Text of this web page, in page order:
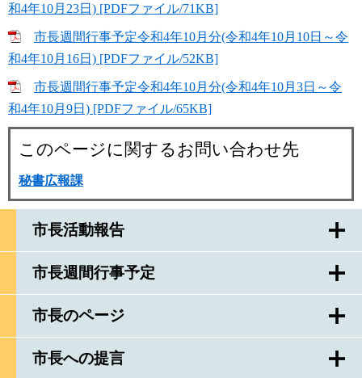
市長活動報告
市長週間行事予定
市長のページ
市長への提言
和4年10月23日) [PDFファイル/71KB]
市長週間行事予定令和4年10月分(令和4年10月10日～令
和4年10月16日) [PDFファイル/52KB]
市長週間行事予定令和4年10月分(令和4年10月3日～令
和4年10月9日) [PDFファイル/65KB]
このページに関するお問い合わせ先
秘書広報課